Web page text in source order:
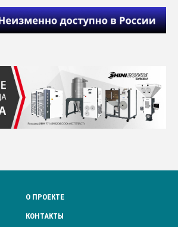
О ПРОЕКТЕ
КОНТАКТЫ